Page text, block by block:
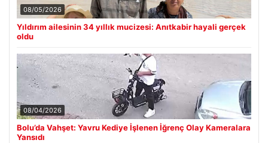
08/05/2026
Yıldırım ailesinin 34 yıllık mucizesi: Anıtkabir hayali gerçek
oldu
08/04/2026
Bolu’da Vahşet: Yavru Kediye İşlenen İğrenç Olay Kameralara
Yansıdı